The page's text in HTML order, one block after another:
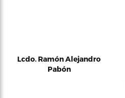
Lcdo. Ramón Alejandro
Pabón